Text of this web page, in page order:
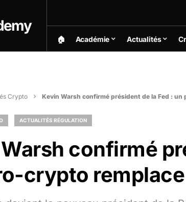
🏠︎ Académie Actualités
Crypto Kevin Warsh confirmé président de la Fed :
ACTUALITÉS RÉGULATION
confirmé
crypto